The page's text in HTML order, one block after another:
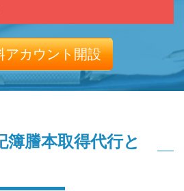
アカウント開設
謄本取得代行と